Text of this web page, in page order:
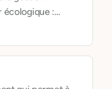
écologique :
moins